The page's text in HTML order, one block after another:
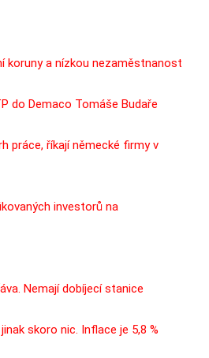
koruny a nízkou nezaměstnanost
do Demaco Tomáše Budaře
práce, říkají německé firmy v
investorů na
Nemají dobíjecí stanice
skoro nic. Inflace je 5,8 %